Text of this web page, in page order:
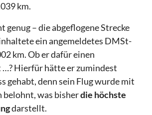
km.
genug – die abgeflogene Strecke
ein angemeldetes DMSt-
km. Ob er dafür einen
…? Hierfür hätte er zumindest
gehabt, denn sein Flug wurde mit
belohnt, was bisherdie höchste
darstellt.